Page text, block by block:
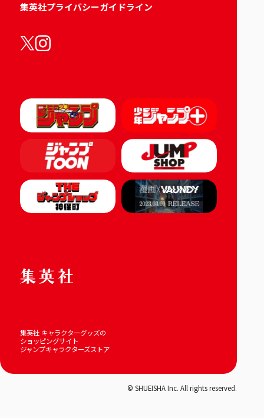
集英社プライバシーガイドライン
集英社 キャラクターグッズの
ショッピングサイト
ジャンプキャラクターズストア
© SHUEISHA Inc. All rights reserved.